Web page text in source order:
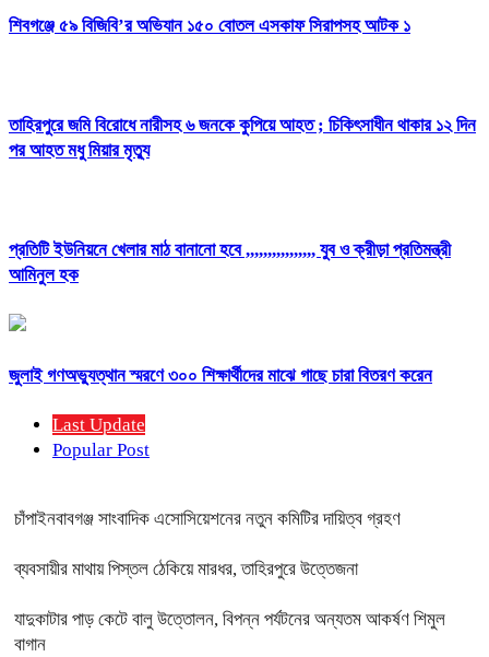
শিবগঞ্জে ৫৯ বিজিবি’র অভিযান ১৫০ বোতল এসকাফ সিরাপসহ আটক ১
তাহিরপুরে জমি বিরোধে নারীসহ ৬ জনকে কুপিয়ে আহত ; চিকিৎসাধীন থাকার ১২ দিন
পর আহত মধু মিয়ার মৃত্যু
প্রতিটি ইউনিয়নে খেলার মাঠ বানানো হবে ,,,,,,,,,,,,,,,, যুব ও ক্রীড়া প্রতিমন্ত্রী
আমিনুল হক
জুলাই গণঅভ্যুত্থান স্মরণে ৩০০ শিক্ষার্থীদের মাঝে গাছে চারা বিতরণ করেন
Last Update
Popular Post
চাঁপাইনবাবগঞ্জ সাংবাদিক এসোসিয়েশনের নতুন কমিটির দায়িত্ব গ্রহণ
ব্যবসায়ীর মাথায় পিস্তল ঠেকিয়ে মারধর, তাহিরপুরে উত্তেজনা
যাদুকাটার পাড় কেটে বালু উত্তোলন, বিপন্ন পর্যটনের অন্যতম আকর্ষণ শিমুল
বাগান